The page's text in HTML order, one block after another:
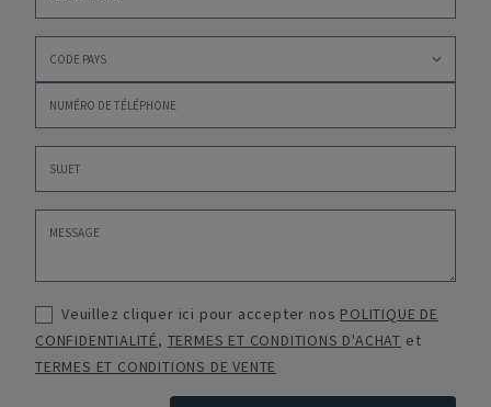
Veuillez cliquer ici pour accepter nos POLITIQUE DE
CONFIDENTIALITÉ, TERMES ET CONDITIONS D'ACHAT et
TERMES ET CONDITIONS DE VENTE